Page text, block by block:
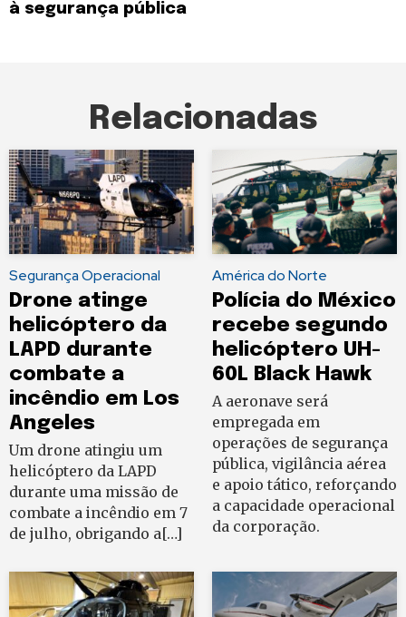
à segurança pública
Relacionadas
Segurança Operacional
Drone atinge
helicóptero da
LAPD durante
combate a
incêndio em Los
Angeles
Um drone atingiu um
helicóptero da LAPD
durante uma missão de
combate a incêndio em 7
de julho, obrigando a[…]
América do Norte
Polícia do México
recebe segundo
helicóptero UH-
60L Black Hawk
A aeronave será
empregada em
operações de segurança
pública, vigilância aérea
e apoio tático, reforçando
a capacidade operacional
da corporação.